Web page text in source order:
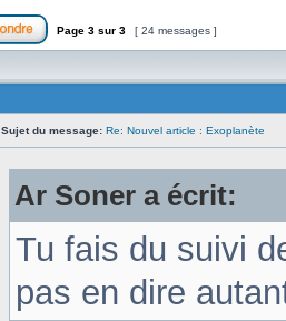
Page 3 sur 3 [ 24 messages ]
Sujet du message: Re: Nouvel article : Exoplanète
Ar Soner a écrit:
Tu fais du suivi
pas en dire